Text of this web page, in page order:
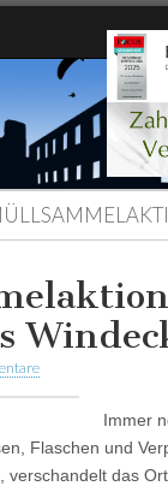
Immer
Flaschen und
verschandelt das